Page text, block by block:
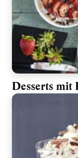
Desserts mit